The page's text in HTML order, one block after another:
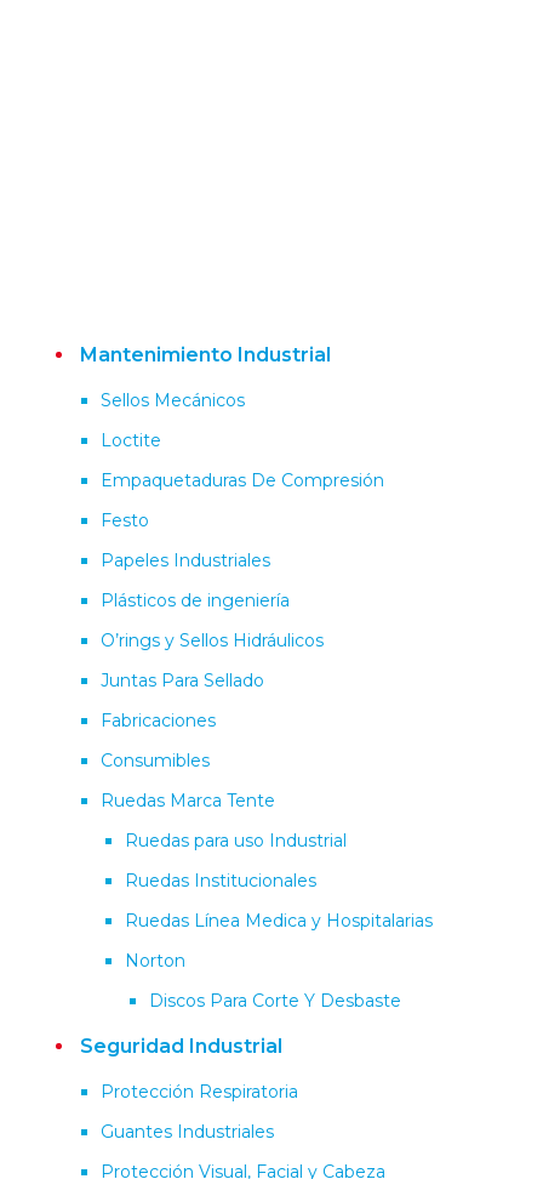
Mantenimiento Industrial
Sellos Mecánicos
Loctite
Empaquetaduras De Compresión
Festo
Papeles Industriales
Plásticos de ingeniería
O’rings y Sellos Hidráulicos
Juntas Para Sellado
Fabricaciones
Consumibles
Ruedas Marca Tente
Ruedas para uso Industrial
Ruedas Institucionales
Ruedas Línea Medica y Hospitalarias
Norton
Discos Para Corte Y Desbaste
Seguridad Industrial
Protección Respiratoria
Guantes Industriales
Protección Visual, Facial y Cabeza